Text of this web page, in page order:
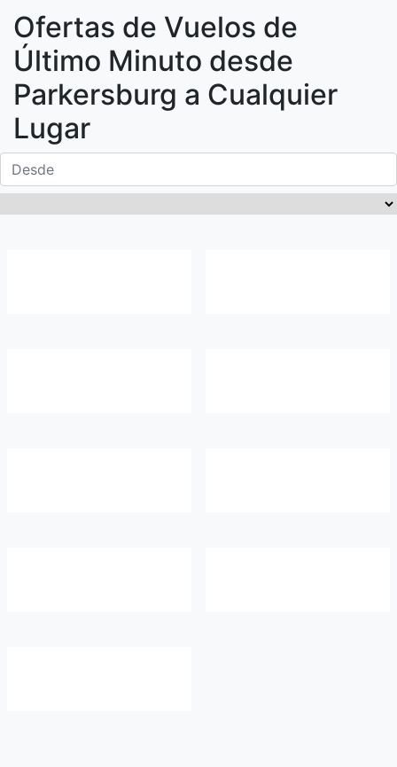
Ofertas de Vuelos de
Último Minuto desde
Parkersburg a Cualquier
Lugar